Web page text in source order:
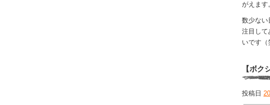
がえます
数少ない
注目して
いです（
【ボ
投稿日